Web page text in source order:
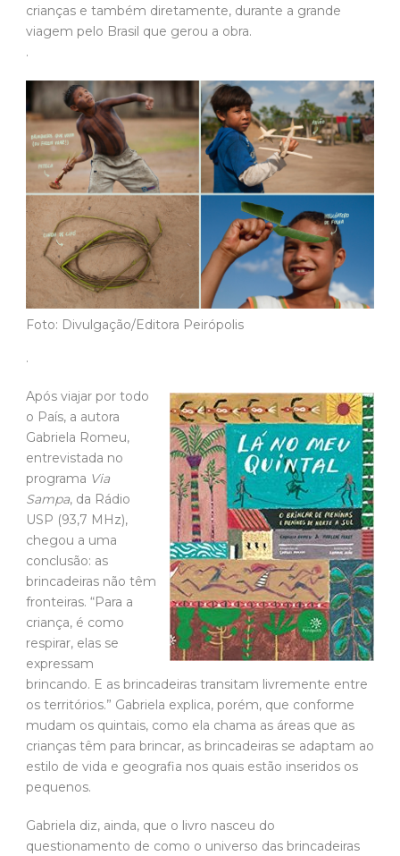
crianças e também diretamente, durante a grande
viagem pelo Brasil que gerou a obra.
.
Foto: Divulgação/Editora Peirópolis
.
Após viajar por todo
o País, a autora
Gabriela Romeu,
entrevistada no
programa Via
Sampa, da Rádio
USP (93,7 MHz),
chegou a uma
conclusão: as
brincadeiras não têm
fronteiras. “Para a
criança, é como
respirar, elas se
expressam
brincando. E as brincadeiras transitam livremente entre
os territórios.” Gabriela explica, porém, que conforme
mudam os quintais, como ela chama as áreas que as
crianças têm para brincar, as brincadeiras se adaptam ao
estilo de vida e geografia nos quais estão inseridos os
pequenos.
Gabriela diz, ainda, que o livro nasceu do
questionamento de como o universo das brincadeiras